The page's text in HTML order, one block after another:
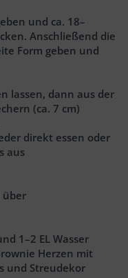
und ca. 18–
Anschließend die
Form geben und
lassen, dann aus der
(ca. 7 cm)
direkt essen oder
aus
über
1–2 EL Wasser
Herzen mit
und Streudekor